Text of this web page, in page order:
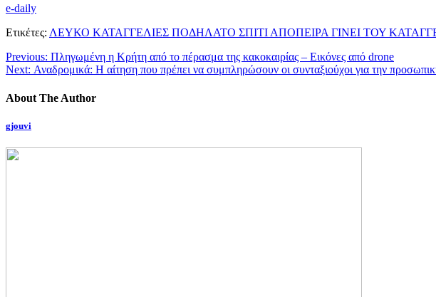
e-daily
Ετικέτες: ΛΕΥΚΟ ΚΑΤΑΓΓΕΛΙΕΣ ΠΟΔΗΛΑΤΟ ΣΠΙΤΙ ΑΠΟΠΕΙΡΑ ΓΙΝΕΙ ΤΟΥ
Previous: Πληγωμένη η Κρήτη από το πέρασμα της κακοκαιρίας – Εικόνες από drone
Next: Αναδρομικά: Η αίτηση που πρέπει να συμπληρώσουν οι συνταξιούχοι για την
About The Author
gjouvi